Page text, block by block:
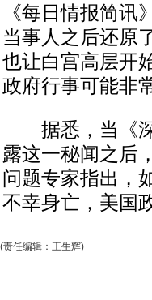
《每日情报简
当事人之后还原
也让白宫高层开
政府行事可能非
据悉，当《深
露这一秘闻之后
问题专家指出，
不幸身亡，美国
(责任编辑：王生辉)